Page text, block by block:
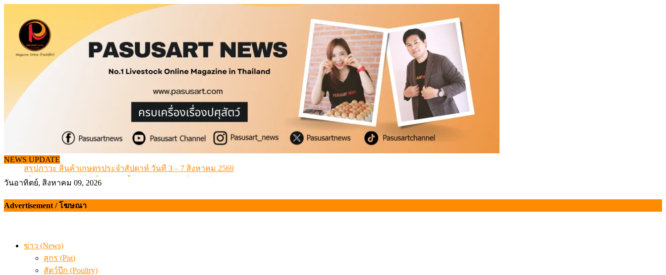
content
NEWS UPDATE
เดินหน้าดัน “ราคากลางโคเนื้อ” แก้ปัญหาราคาโคเนื้อตกต่ำ
สรุปภาวะ สินค้าเกษตรประจำสัปดาห์ วันที่ 3 – 7 สิงหาคม 2569
เมื่อเกษตรกรถูกมองเป็นผู้ร้ายเบื้องหลังราคาหมูที่สังคมไม่รู้
ข้อมูลราคา สุกรมีชีวิตหน้าฟาร์ม พระที่ 6 สิงหาคม 2569
วันอาทิตย์, สิงหาคม 09, 2026
Advertisement / โฆษณา
ข่าว (News)
สุกร (Pig)
สัตว์ปีก (Poultry)